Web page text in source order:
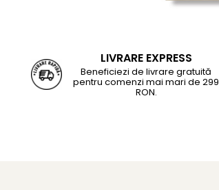
LIVRARE EXPRESS
Beneficiezi de livrare gratuită
pentru comenzi mai mari de 299
RON.